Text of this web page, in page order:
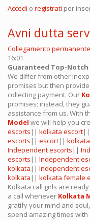
Accedi o registrati per
Avni dutta
Collegamento permanente
16:01
Guaranteed Top-Notch
We differ from other
promises but then provide
collecting payment. Our
promises; instead, they
assistance from us. With
Model we will help you
escorts || kolkata escort||
escorts || escort||
Independent escorts ||
escorts || Independent
kolkata || Independent
kolkata || kolkata female
Kolkata call girls are
a call whenever Kolkata
gratify your mind and
spend amazing times